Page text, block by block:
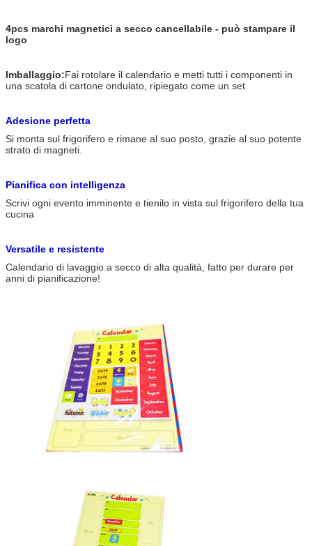
4pcs marchi magnetici a secco cancellabile - può stampare il
logo
Imballaggio:Fai rotolare il calendario e metti tutti i componenti in
una scatola di cartone ondulato, ripiegato come un set.
Adesione perfetta
Si monta sul frigorifero e rimane al suo posto, grazie al suo potente
strato di magneti.
Pianifica con intelligenza
Scrivi ogni evento imminente e tienilo in vista sul frigorifero della tua
cucina
Versatile e resistente
Calendario di lavaggio a secco di alta qualità, fatto per durare per
anni di pianificazione!